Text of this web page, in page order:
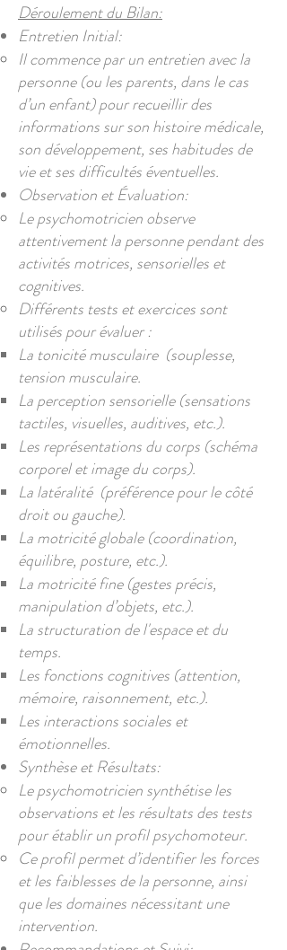
Déroulement du Bilan:
Entretien Initial:
Il commence par un entretien avec la
personne (ou les parents, dans le cas
d’un enfant) pour recueillir des
informations sur son histoire médicale,
son développement, ses habitudes de
vie et ses difficultés éventuelles.
Observation et Évaluation:
Le psychomotricien observe
attentivement la personne pendant des
activités motrices, sensorielles et
cognitives.
Différents tests et exercices sont
utilisés pour évaluer :
La tonicité musculaire (souplesse,
tension musculaire.
La perception sensorielle (sensations
tactiles, visuelles, auditives, etc.).
Les représentations du corps (schéma
corporel et image du corps).
La latéralité (préférence pour le côté
droit ou gauche).
La motricité globale (coordination,
équilibre, posture, etc.).
La motricité fine (gestes précis,
manipulation d’objets, etc.).
La structuration de l'espace et du
temps.
Les fonctions cognitives (attention,
mémoire, raisonnement, etc.).
Les interactions sociales et
émotionnelles.
Synthèse et Résultats:
Le psychomotricien synthétise les
observations et les résultats des tests
pour établir un profil psychomoteur.
Ce profil permet d’identifier les forces
et les faiblesses de la personne, ainsi
que les domaines nécessitant une
intervention.